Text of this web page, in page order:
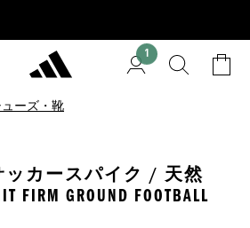
1
ューズ・靴
ッカースパイク / 天然
FIRM GROUND FOOTBALL